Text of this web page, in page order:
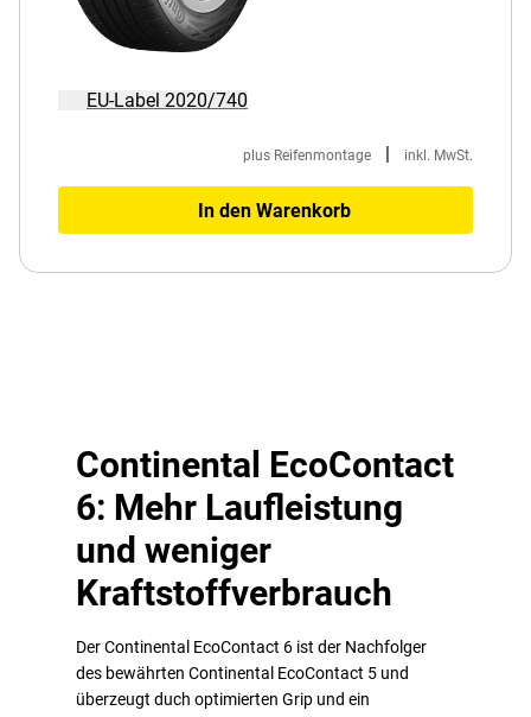
EU-Label 2020/740
plus Reifenmontage | inkl. MwSt.
In den Warenkorb
Continental EcoContact
6: Mehr Laufleistung
und weniger
Kraftstoffverbrauch
Der Continental EcoContact 6 ist der Nachfolger
des bewährten Continental EcoContact 5 und
überzeugt duch optimierten Grip und ein